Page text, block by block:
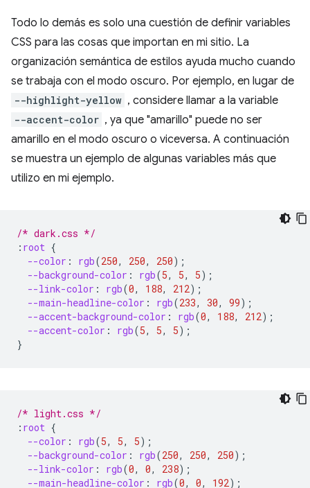
Todo lo demás es solo una cuestión de definir variables
CSS para las cosas que importan en mi sitio. La
organización semántica de estilos ayuda mucho cuando
se trabaja con el modo oscuro. Por ejemplo, en lugar de
-⁠-⁠highlight-yellow , considere llamar a la variable
-⁠-⁠accent-color , ya que "amarillo" puede no ser
amarillo en el modo oscuro o viceversa. A continuación
se muestra un ejemplo de algunas variables más que
utilizo en mi ejemplo.
/* dark.css */
: root {
--color : rgb(250, 250, 250);
--background-color : rgb(5, 5, 5);
--link-color : rgb(0, 188, 212);
--main-headline-color : rgb(233, 30, 99);
--accent-background-color : rgb(0, 188, 212);
--accent-color : rgb(5, 5, 5);
}
/* light.css */
: root {
--color : rgb(5, 5, 5);
--background-color : rgb(250, 250, 250);
--link-color : rgb(0, 0, 238);
--main-headline-color : rgb(0, 0, 192);